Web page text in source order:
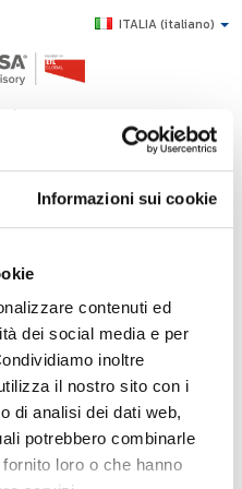
Informazioni sui cookie
contenuti ed
dei social media e per
inoltre
il nostro sito con i
di analisi dei dati web,
potrebbero combinarle
loro o che hanno
ITALIA(italiano)
Mapping
MAPPING
corso di formazione